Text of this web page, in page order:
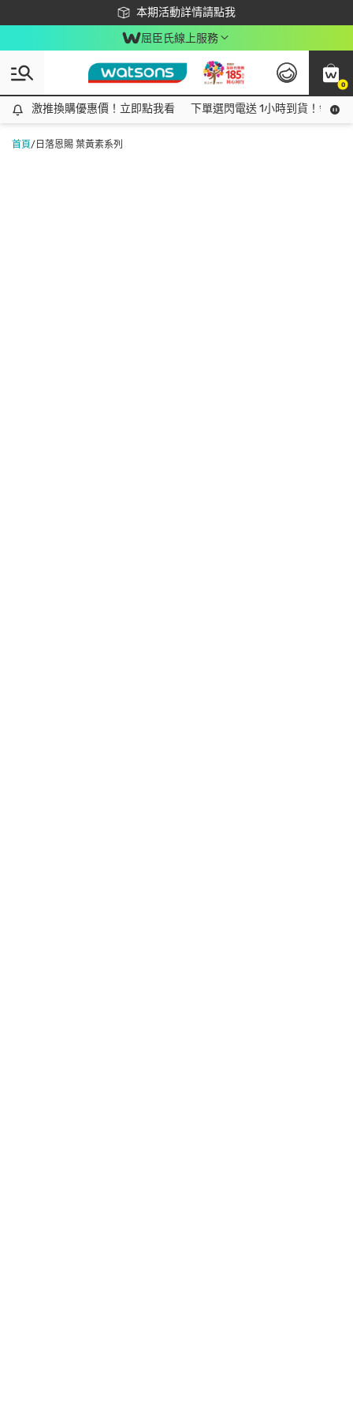
本期活動詳情請點我
下載app最高回饋$350
屈臣氏線上服務
0
激推換購優惠價！立即點我看
激推換購優惠價！立即點我看 下單選閃電送 1小時到貨！領神
首頁/ 日落恩賜 葉黃素系列